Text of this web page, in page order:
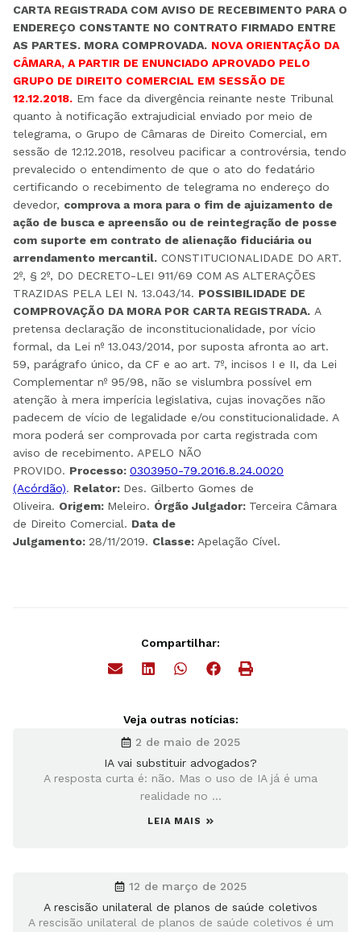
CARTA REGISTRADA COM AVISO DE RECEBIMENTO PARA O
ENDEREÇO CONSTANTE NO CONTRATO FIRMADO ENTRE
AS PARTES. MORA COMPROVADA. NOVA ORIENTAÇÃO DA
CÂMARA, A PARTIR DE ENUNCIADO APROVADO PELO
GRUPO DE DIREITO COMERCIAL EM SESSÃO DE
12.12.2018. Em face da divergência reinante neste Tribunal
quanto à notificação extrajudicial enviado por meio de
telegrama, o Grupo de Câmaras de Direito Comercial, em
sessão de 12.12.2018, resolveu pacificar a controvérsia, tendo
prevalecido o entendimento de que o ato do fedatário
certificando o recebimento de telegrama no endereço do
devedor, comprova a mora para o fim de ajuizamento de
ação de busca e apreensão ou de reintegração de posse
com suporte em contrato de alienação fiduciária ou
arrendamento mercantil. CONSTITUCIONALIDADE DO ART.
2º, § 2º, DO DECRETO-LEI 911/69 COM AS ALTERAÇÕES
TRAZIDAS PELA LEI N. 13.043/14. POSSIBILIDADE DE
COMPROVAÇÃO DA MORA POR CARTA REGISTRADA. A
pretensa declaração de inconstitucionalidade, por vício
formal, da Lei nº 13.043/2014, por suposta afronta ao art.
59, parágrafo único, da CF e ao art. 7º, incisos I e II, da Lei
Complementar nº 95/98, não se vislumbra possível em
atenção à mera imperícia legislativa, cujas inovações não
padecem de vício de legalidade e/ou constitucionalidade. A
mora poderá ser comprovada por carta registrada com
aviso de recebimento. APELO NÃO
PROVIDO. Processo: 0303950-79.2016.8.24.0020
(Acórdão). Relator: Des. Gilberto Gomes de
Oliveira. Origem: Meleiro. Órgão Julgador: Terceira Câmara
de Direito Comercial. Data de
Julgamento: 28/11/2019. Classe: Apelação Cível.
Compartilhar:
Veja outras notícias:
2 de maio de 2025
IA vai substituir advogados?
A resposta curta é: não. Mas o uso de IA já é uma
realidade no ...
LEIA MAIS
12 de março de 2025
A rescisão unilateral de planos de saúde coletivos
A rescisão unilateral de planos de saúde coletivos é um